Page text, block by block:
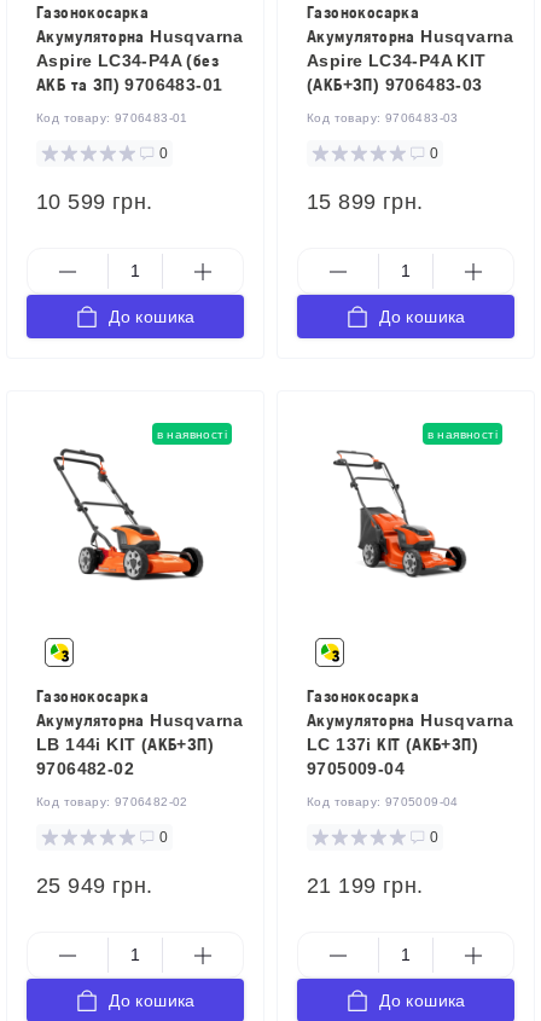
Газонокосарка
Акумуляторна Husqvarna
Aspire LC34-P4A (без
АКБ та ЗП) 9706483-01
Код товару: 9706483-01
0
10 599 грн.
До кошика
Газонокосарка
Акумуляторна Husqvarna
Aspire LC34-P4A KIT
(АКБ+ЗП) 9706483-03
Код товару: 9706483-03
0
15 899 грн.
До кошика
в наявності
Газонокосарка
Акумуляторна Husqvarna
LB 144i KIT (АКБ+ЗП)
9706482-02
Код товару: 9706482-02
0
25 949 грн.
До кошика
в наявності
Газонокосарка
Акумуляторна Husqvarna
LC 137i КІТ (АКБ+ЗП)
9705009-04
Код товару: 9705009-04
0
21 199 грн.
До кошика